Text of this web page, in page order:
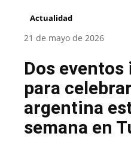
Actualidad
21 de mayo de 2026
Dos
para
argentina
semana en